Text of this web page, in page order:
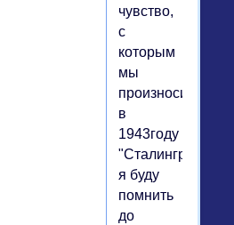
чувство,
с
которым
мы
произносили
в
1943году
"Сталинград",
я буду
помнить
до